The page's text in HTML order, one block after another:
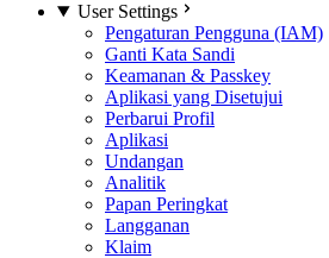
User Settings
Pengaturan Pengguna (IAM)
Ganti Kata Sandi
Keamanan & Passkey
Aplikasi yang Disetujui
Perbarui Profil
Aplikasi
Undangan
Analitik
Papan Peringkat
Langganan
Klaim